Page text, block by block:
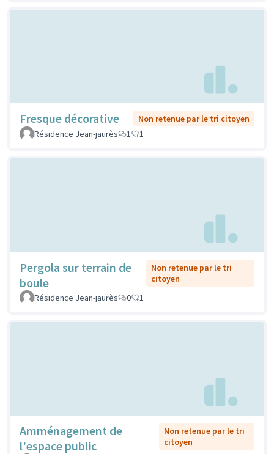
Fresque décorative
Non retenue par le tri citoyen
Résidence Jean-jaurès
1 1
Pergola sur terrain de
boule
Non retenue par le tri
citoyen
Résidence Jean-jaurès
0 1
Amménagement de
l'espace public
Non retenue par le tri
citoyen